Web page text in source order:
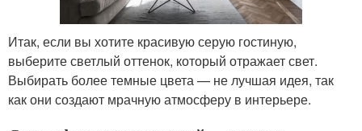
Итак, если вы хотите красивую серую гостиную,
выберите светлый оттенок, который отражает свет.
Выбирать более темные цвета — не лучшая идея, так
как они создают мрачную атмосферу в интерьере.